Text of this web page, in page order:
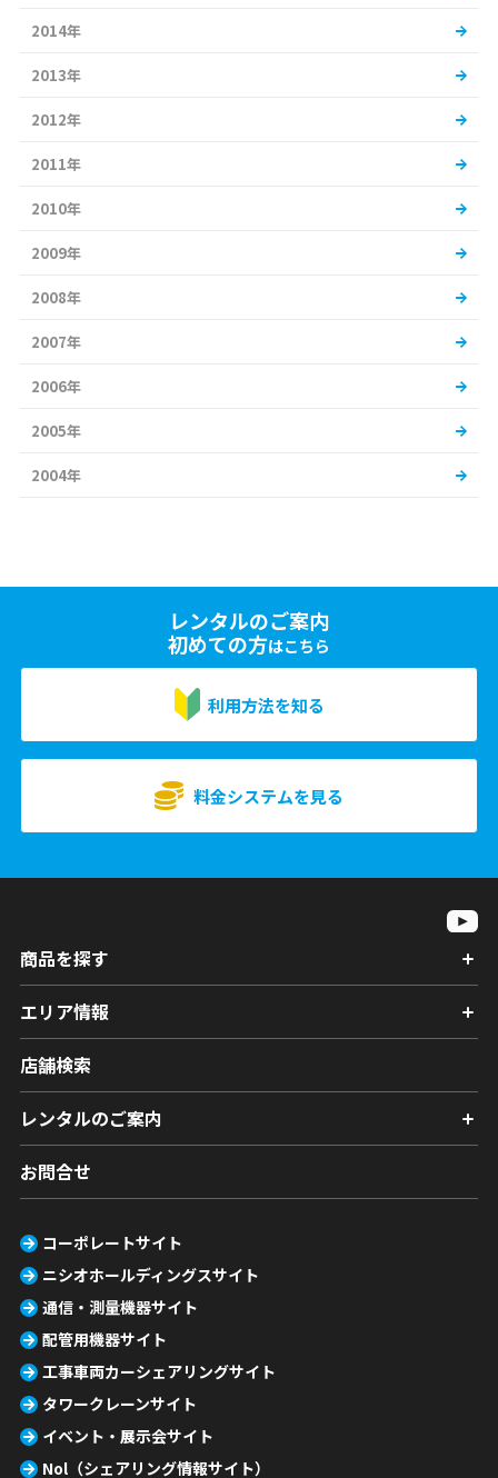
2014年
2013年
2012年
2011年
2010年
2009年
2008年
2007年
2006年
2005年
2004年
レンタルのご案内
初めての方はこちら
利用方法を知る
料金システムを見る
商品を探す
エリア情報
店舗検索
レンタルのご案内
お問合せ
コーポレートサイト
ニシオホールディングスサイト
通信・測量機器サイト
配管用機器サイト
工事車両カーシェアリングサイト
タワークレーンサイト
イベント・展示会サイト
Nol（シェアリング情報サイト）